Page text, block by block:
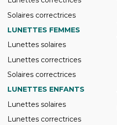
Solaires correctrices
LUNETTES FEMMES
Lunettes solaires
Lunettes correctrices
Solaires correctrices
LUNETTES ENFANTS
Lunettes solaires
Lunettes correctrices